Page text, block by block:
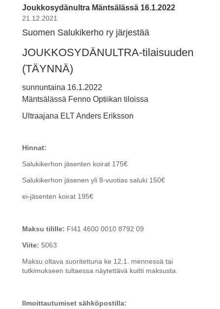
Joukkosydänultra Mäntsälässä 16.1.2022
21.12.2021
Suomen Salukikerho ry järjestää
JOUKKOSYDÄNULTRA-tilaisuuden
(TÄYNNÄ)
sunnuntaina 16.1.2022
Mäntsälässä Fenno Optiikan tiloissa
Ultraajana ELT Anders Eriksson
Hinnat:
Salukikerhon jäsenten koirat 175€
Salukikerhon jäsenen yli 8-vuotias saluki 150€
ei-jäsenten koirat 195€
Maksu tilille: FI41 4600 0010 8792 09
Viite: 5063
Maksu oltava suoritettuna ke 12.1. mennessä tai
tutkimukseen tultaessa näytettävä kuitti maksusta.
Ilmoittautumiset sähköpostilla: